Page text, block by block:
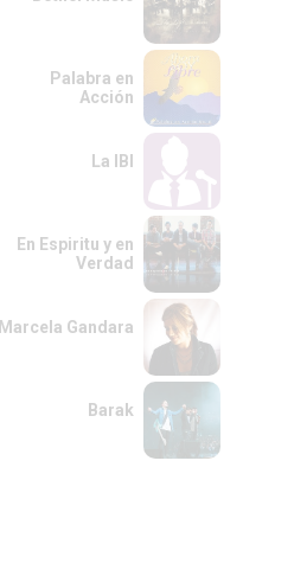
Palabra en
Acción
La IBI
En Espiritu y en
Verdad
Marcela Gandara
Barak